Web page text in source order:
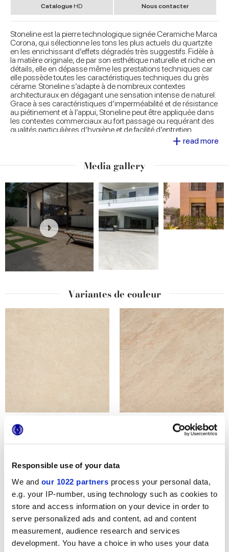
Responsible use of your data
We and our 1022 partners process your personal data,
e.g. your IP-number, using technology such as cookies to
store and access information on your device in order to
serve personalized ads and content, ad and content
measurement, audience research and services
development. You have a choice in who uses your data
Catalogue HD Nous contacter
Stoneline est la pierre technologique signée Ceramiche Marca
Corona, qui sélectionne les tons les plus actuels du quartzite
en les enrichissant d’effets dégradés très suggestifs. Fidèle à
la matière originale, de par son esthétique naturelle et riche en
détails, elle en dépasse même les prestations techniques car
elle possède toutes les caractéristiques techniques du grès
cérame. Stoneline s’adapte à de nombreux contextes
architecturaux en dégagant une sensation intense de naturel.
Grace à ses caractéristiques d’imperméabilité et de résistance
au piétinement et à l’appui, Stoneline peut être appliquée dans
les contextes commerciaux au fort passage ou requérant des
qualités particulières d’hygiène et de facilité d’entretien.
+ read more
Media gallery
Variantes de couleur
STONELINE GOLD
STONELINE SILVER